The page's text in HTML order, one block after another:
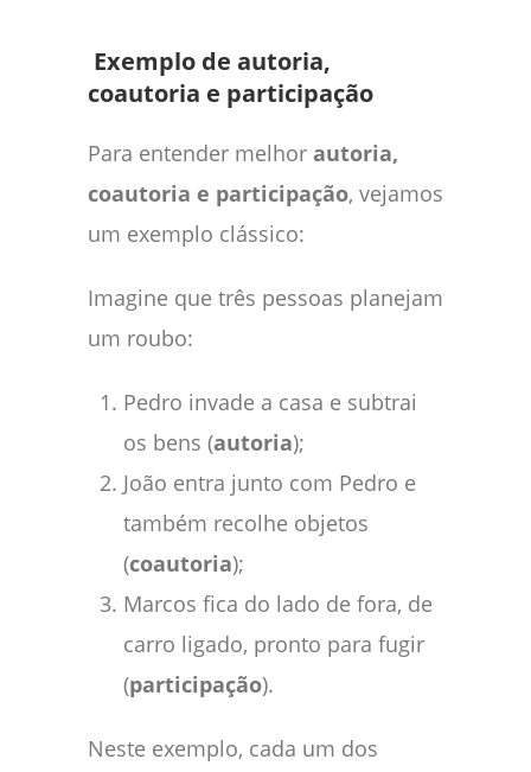
Exemplo de autoria,
coautoria e participação
Para entender melhor autoria,
coautoria e participação, vejamos
um exemplo clássico:
Imagine que três pessoas planejam
um roubo:
Pedro invade a casa e subtrai
os bens (autoria);
João entra junto com Pedro e
também recolhe objetos
(coautoria);
Marcos fica do lado de fora, de
carro ligado, pronto para fugir
(participação).
Neste exemplo, cada um dos